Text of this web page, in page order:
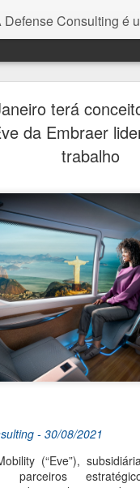
sem fins lucrativos que se dedica a produzir e divulgar notícias e análises sobre as Empresas de Defesa. Não
terá
da Embraer
trabalho
- 30/08/2021
(“Eve”),
parceiros